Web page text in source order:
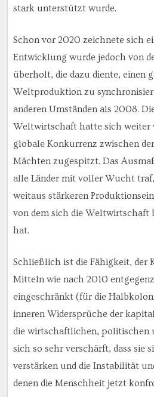
stark unterstützt wurde.
Schon vor 2020 zeichnete sich
Entwicklung wurde jedoch von
überholt, die dazu diente, einen
Weltproduktion zu
anderen Umständen als 2008.
Weltwirtschaft hatte sich weiter
globale Konkurrenz zwischen
Mächten zugespitzt. Das
alle Länder mit voller Wucht
weitaus stärkeren
von dem sich die
hat.
Schließlich ist die Fähigkeit, der
Mitteln wie nach 2010
eingeschränkt (für die
inneren Widersprüche der
die wirtschaftlichen, politischen
sich so sehr verschärft, dass sie
verstärken und die Instabilität
denen die Menschheit jetzt